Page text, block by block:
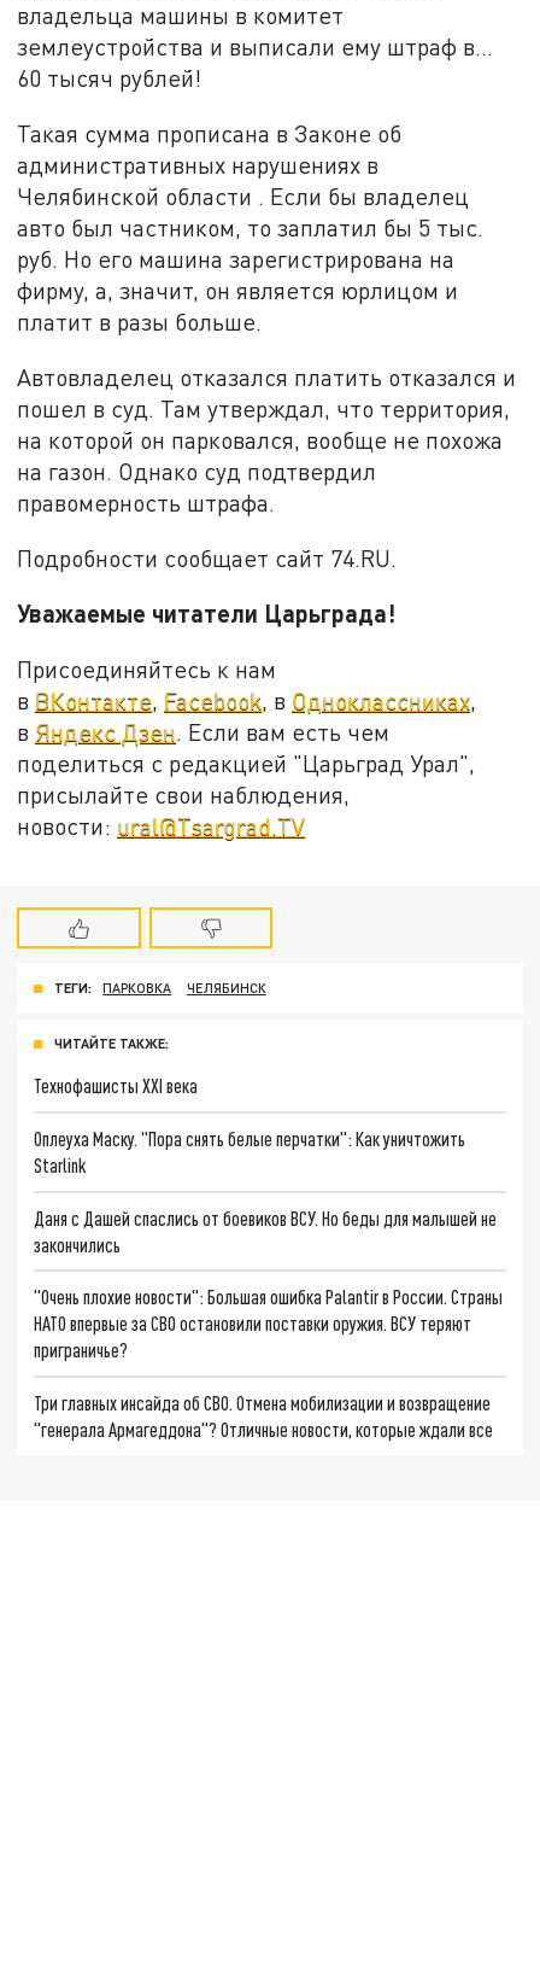
владельца машины в комитет
землеустройства и выписали ему штраф в...
60 тысяч рублей!
Такая сумма прописана в Законе об
административных нарушениях в
Челябинской области . Если бы владелец
авто был частником, то заплатил бы 5 тыс.
руб. Но его машина зарегистрирована на
фирму, а, значит, он является юрлицом и
платит в разы больше.
Автовладелец отказался платить отказался и
пошел в суд. Там утверждал, что территория,
на которой он парковался, вообще не похожа
на газон. Однако суд подтвердил
правомерность штрафа.
Подробности сообщает сайт 74.RU.
Уважаемые читатели Царьграда!
Присоединяйтесь к нам
в ВКонтакте, Facebook, в Одноклассниках,
в Яндекс Дзен. Если вам есть чем
поделиться с редакцией "Царьград Урал",
присылайте свои наблюдения,
новости: ural@Tsargrad.TV
ТЕГИ: ПАРКОВКА ЧЕЛЯБИНСК
ЧИТАЙТЕ ТАКЖЕ:
Технофашисты XXI века
Оплеуха Маску. "Пора снять белые перчатки": Как уничтожить
Starlink
Даня с Дашей спаслись от боевиков ВСУ. Но беды для малышей не
закончились
"Очень плохие новости": Большая ошибка Palantir в России. Страны
НАТО впервые за СВО остановили поставки оружия. ВСУ теряют
приграничье?
Три главных инсайда об СВО. Отмена мобилизации и возвращение
"генерала Армагеддона"? Отличные новости, которые ждали все